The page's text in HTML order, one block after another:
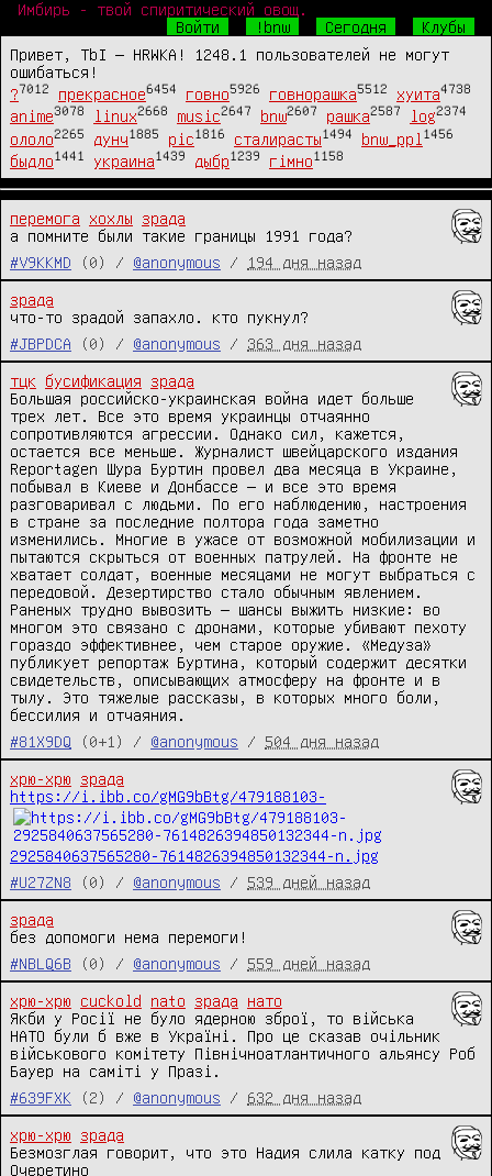
Имбирь - твой спиритический овощ.
Войти
!bnw Сегодня
Клубы
Привет, TbI — HRWKA! 1248.1 пользователей не могут
ошибаться!
?7012 прекрасное6454 говно5926 говнорашка5512 хуита4738
anime3078 linux2668 music2647 bnw2607 рашка2587 log2374
ололо2265 дунч1885 pic1816 сталирасты1494 bnw_ppl 1456
быдло1441 украина1439 дыбр1239 гімно1158
перемога хохлы
зрада
а помните были такие границы 1991 года?
#V9KKMD
(0) / @anonymous / 194 дня назад
зрада
что-то зрадой запахло. кто пукнул?
#JBPDCA
(0) / @anonymous / 363 дня назад
тцк бусификация
зрада
Большая российско-украинская война идет больше
трех лет. Все это время украинцы отчаянно
сопротивляются агрессии. Однако сил, кажется,
остается все меньше. Журналист швейцарского издания
Reportagen Шура Буртин провел два месяца в Украине,
побывал в Киеве и Донбассе — и все это время
разговаривал с людьми. По его наблюдению, настроения
в стране за последние полтора года заметно
изменились. Многие в ужасе от возможной мобилизации и
пытаются скрыться от военных патрулей. На фронте не
хватает солдат, военные месяцами не могут выбраться с
передовой. Дезертирство стало обычным явлением.
Раненых трудно вывозить — шансы выжить низкие: во
многом это связано с дронами, которые убивают пехоту
гораздо эффективнее, чем старое оружие. «Медуза»
публикует репортаж Буртина, который содержит десятки
свидетельств, описывающих атмосферу на фронте и в
тылу. Это тяжелые рассказы, в которых много боли,
бессилия и отчаяния.
#81X9DQ
(0+1) / @anonymous / 504 дня назад
хрю-хрю
зрада
https://i.ibb.co/gMG9bBtg/479188103-
2925840637565280-7614826394850132344-n.jpg
#U27ZN8
(0) / @anonymous / 539 дней назад
зрада
без допомоги нема перемоги!
#NBLQ6B
(0) / @anonymous / 559 дней назад
хрю-хрю cuckold nato зрада
нато
Якби у Росії не було ядерною зброї, то війська
НАТО були б вже в Україні. Про це сказав очільник
військового комітету Північноатлантичного альянсу Роб
Бауер на саміті у Празі.
#639FXK
(2) / @anonymous / 632 дня назад
хрю-хрю
зрада
Безмозглая говорит, что это Надия слила катку под
Очеретино